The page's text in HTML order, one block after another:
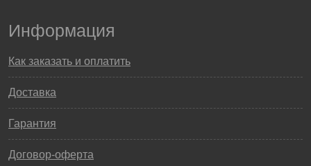
Информация
Как заказать и оплатить
Доставка
Гарантия
Договор-оферта